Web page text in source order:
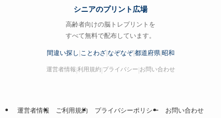
シニアのプリント広場
高齢者向けの脳トレプリントを
すべて無料で配布しています。
間違い探し ことわざ| なぞなぞ|都道府県| 昭和
運営者情報 利用規約 プライバシー お問い合わせ
運営者情報 ご利用規約 プライバシーポリシー お問い合わせ